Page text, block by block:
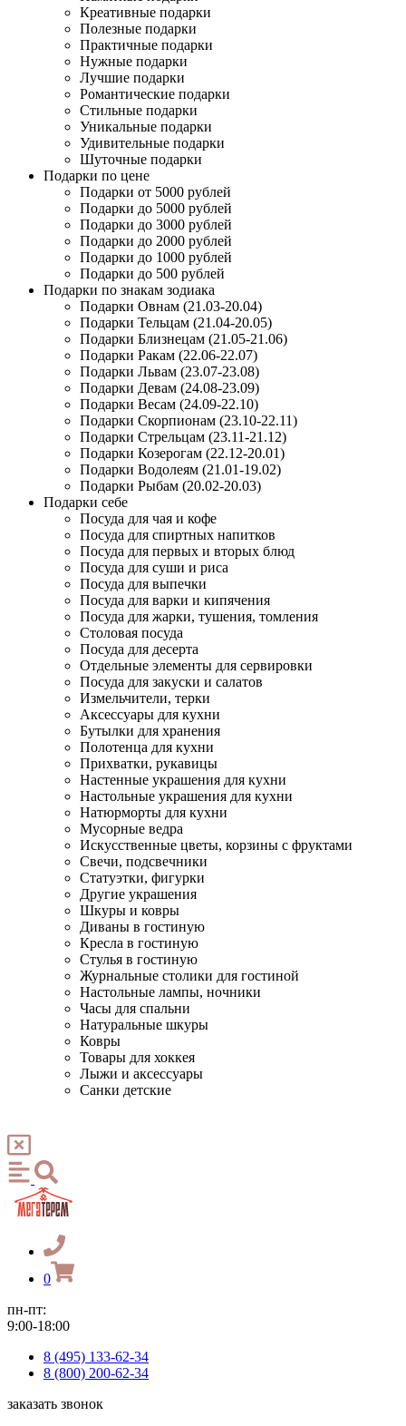
Креативные подарки
Полезные подарки
Практичные подарки
Нужные подарки
Лучшие подарки
Романтические подарки
Стильные подарки
Уникальные подарки
Удивительные подарки
Шуточные подарки
Подарки по цене
Подарки от 5000 рублей
Подарки до 5000 рублей
Подарки до 3000 рублей
Подарки до 2000 рублей
Подарки до 1000 рублей
Подарки до 500 рублей
Подарки по знакам зодиака
Подарки Овнам (21.03-20.04)
Подарки Тельцам (21.04-20.05)
Подарки Близнецам (21.05-21.06)
Подарки Ракам (22.06-22.07)
Подарки Львам (23.07-23.08)
Подарки Девам (24.08-23.09)
Подарки Весам (24.09-22.10)
Подарки Скорпионам (23.10-22.11)
Подарки Стрельцам (23.11-21.12)
Подарки Козерогам (22.12-20.01)
Подарки Водолеям (21.01-19.02)
Подарки Рыбам (20.02-20.03)
Подарки себе
Посуда для чая и кофе
Посуда для спиртных напитков
Посуда для первых и вторых блюд
Посуда для суши и риса
Посуда для выпечки
Посуда для варки и кипячения
Посуда для жарки, тушения, томления
Столовая посуда
Посуда для десерта
Отдельные элементы для сервировки
Посуда для закуски и салатов
Измельчители, терки
Аксессуары для кухни
Бутылки для хранения
Полотенца для кухни
Прихватки, рукавицы
Настенные украшения для кухни
Настольные украшения для кухни
Натюрморты для кухни
Мусорные ведра
Искусственные цветы, корзины с фруктами
Свечи, подсвечники
Статуэтки, фигурки
Другие украшения
Шкуры и ковры
Диваны в гостиную
Кресла в гостиную
Стулья в гостиную
Журнальные столики для гостиной
Настольные лампы, ночники
Часы для спальни
Натуральные шкуры
Ковры
Товары для хоккея
Лыжи и аксессуары
Санки детские
0
пн-пт:
9:00-18:00
8 (495) 133-62-34
8 (800) 200-62-34
заказать звонок